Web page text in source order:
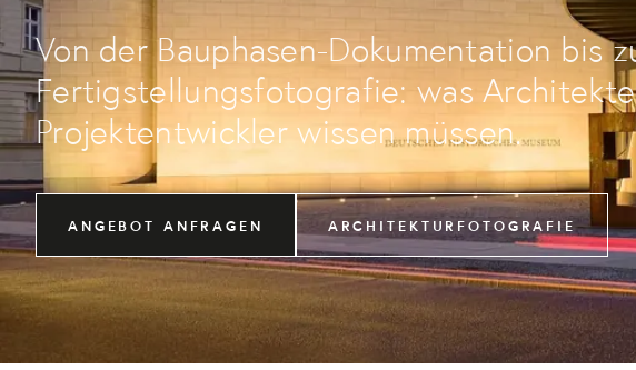
Von der Bauphasen-Dokumentation bis
Fertigstellungsfotografie: was
Projektentwickler wissen müssen.
ANGEBOT ANFRAGEN ARCHITEKTURFOTOGRAFIE